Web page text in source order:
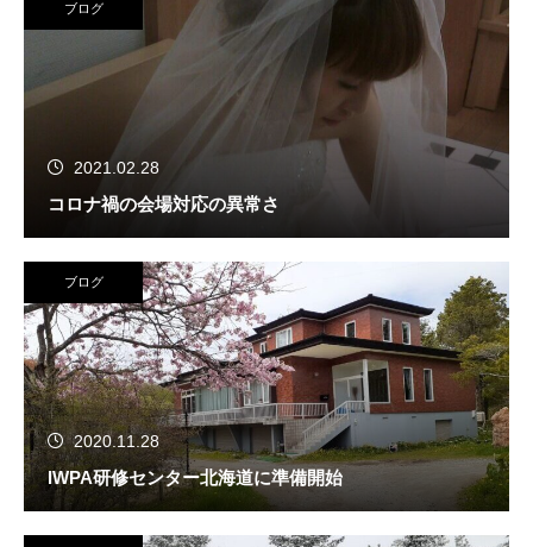
ブログ
2021.02.28
コロナ禍の会場対応の異常さ
ブログ
2020.11.28
IWPA研修センター北海道に準備開始